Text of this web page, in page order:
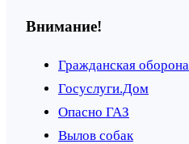
Внимание!
Гражданская оборона
Госуслуги.Дом
Опасно ГАЗ
Вылов собак